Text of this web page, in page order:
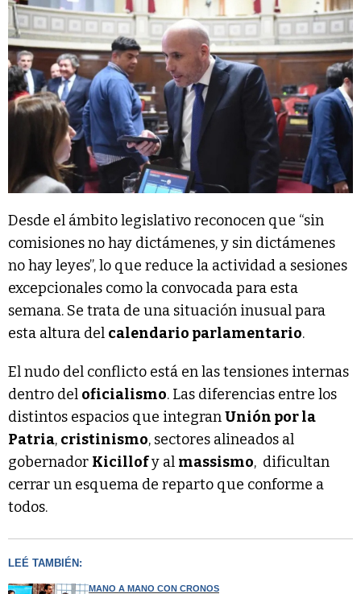
Desde el ámbito legislativo reconocen que “sin
comisiones no hay dictámenes, y sin dictámenes
no hay leyes”, lo que reduce la actividad a sesiones
excepcionales como la convocada para esta
semana. Se trata de una situación inusual para
esta altura del calendario parlamentario.
El nudo del conflicto está en las tensiones internas
dentro del oficialismo. Las diferencias entre los
distintos espacios que integranUnión por la
Patria, cristinismo, sectores alineados al
gobernador Kicillofy al massismo, dificultan
cerrar un esquema de reparto que conforme a
todos.
LEÉ TAMBIÉN:
MANO A MANO CON CRONOS